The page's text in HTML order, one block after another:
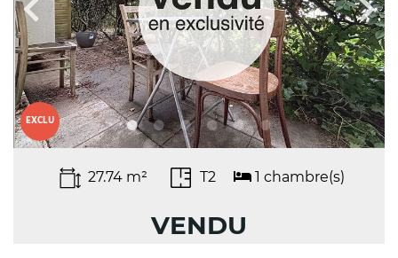
EXCLU
27.74 m² T2 1 chambre(s)
VENDU